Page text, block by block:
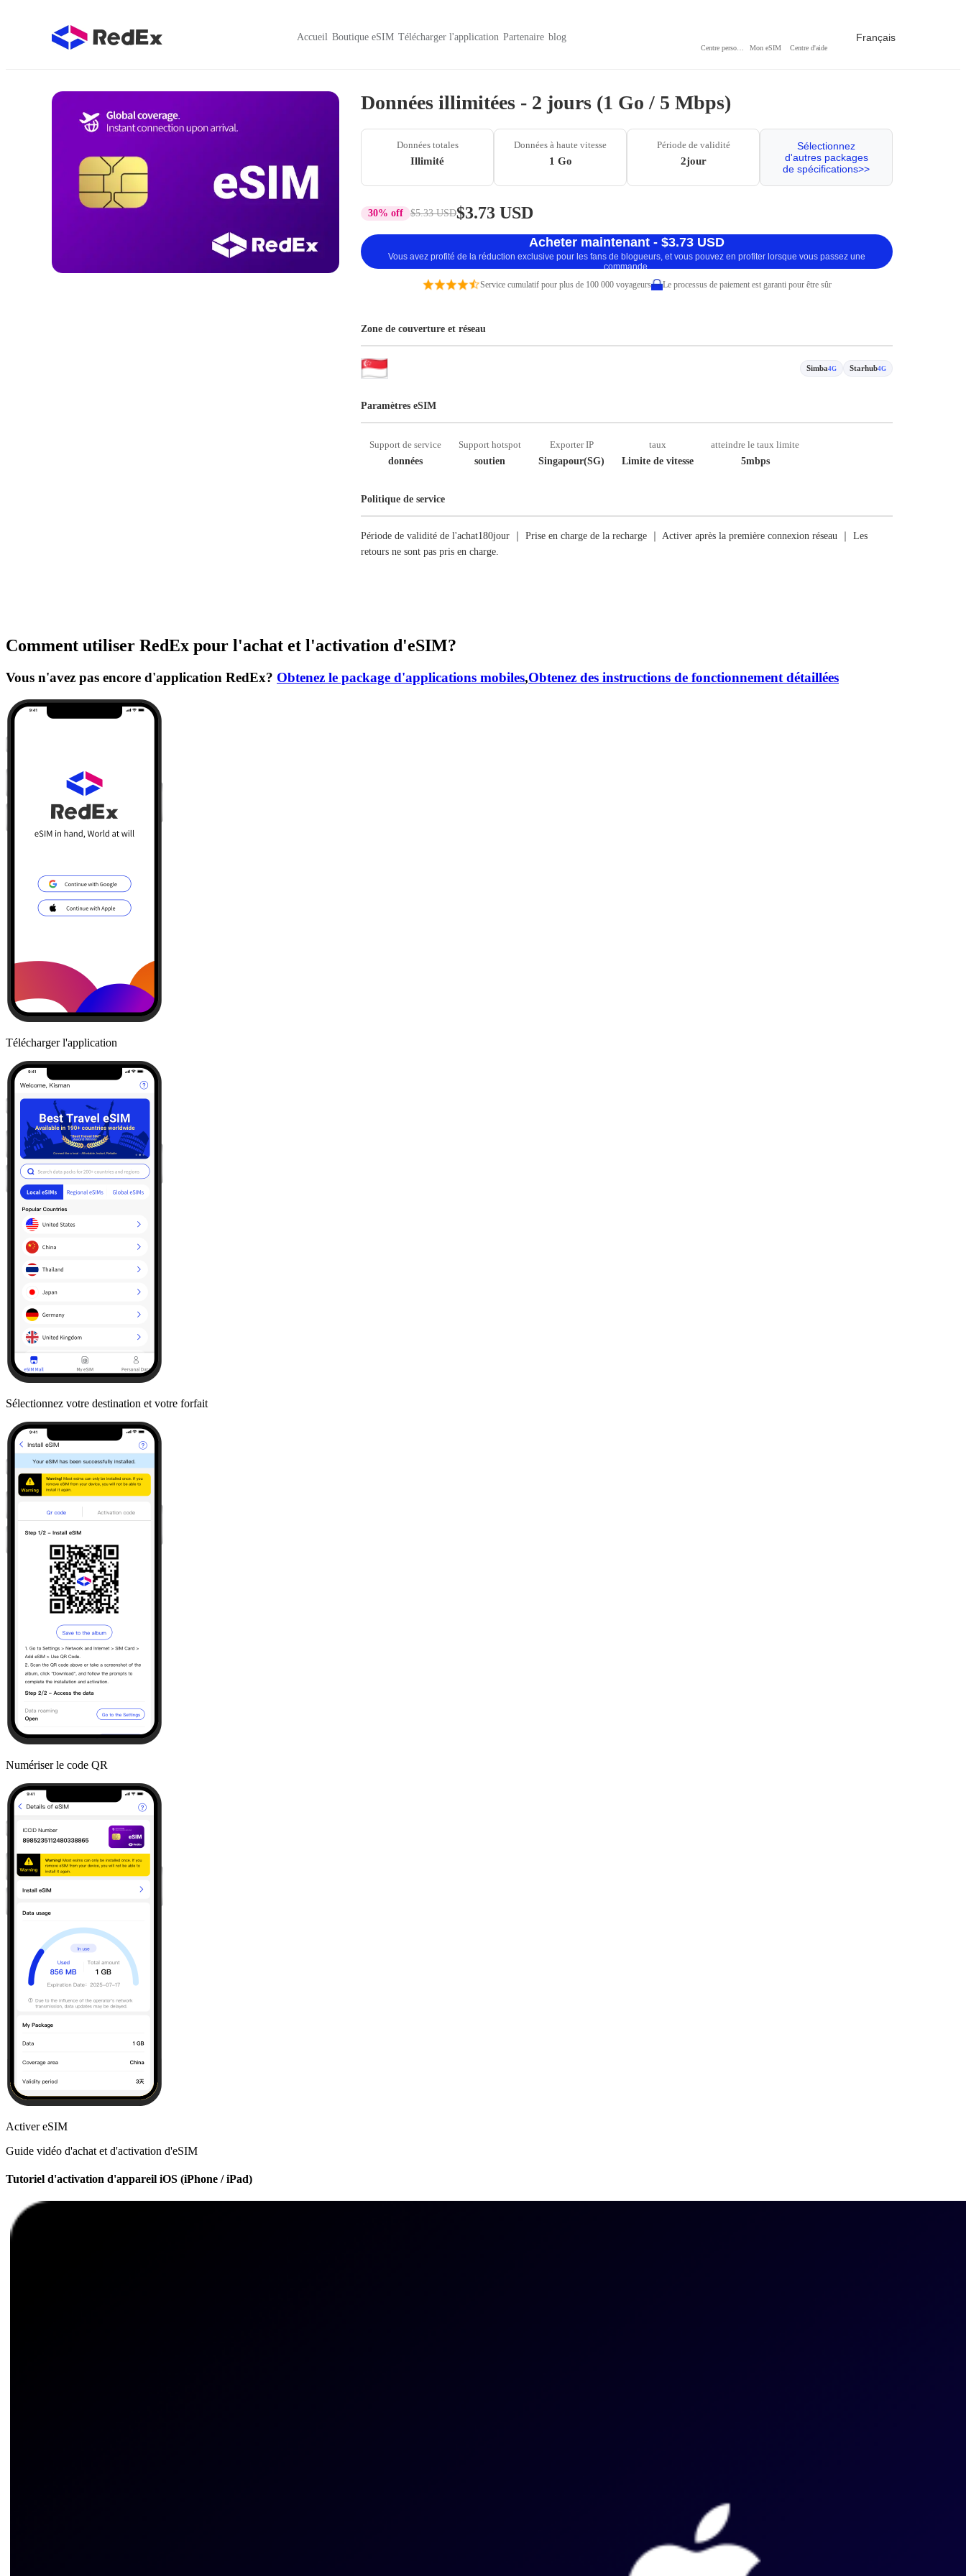
Accueil Boutique eSIM Télécharger l'application Partenaire blog
Mon eSIM Centre d'aide
Français
Données illimitées - 2 jours (1 Go / 5 Mbps)
Données totales
Illimité
Données à haute vitesse
1 Go
Période de validité
2jour
Sélectionnez
d'autres packages
de spécifications>>
30% off $5.33 USD$3.73 USD
Acheter maintenant - $3.73 USD
Vous avez profité de la réduction exclusive pour les fans de blogueurs, et vous pouvez en profiter lorsque vous passez une
commande.
Service cumulatif pour plus de 100 000 voyageurs
Le processus de paiement est garanti pour être sûr
Zone de couverture et réseau
Simba4G Starhub4G
Paramètres eSIM
Support de service
données
Support hotspot
soutien
Exporter IP
Singapour(SG)
taux
Limite de vitesse
atteindre le taux limite
5mbps
Politique de service
Période de validité de l'achat180jour ｜ Prise en charge de la recharge ｜ Activer après la première connexion réseau ｜ Les
retours ne sont pas pris en charge.
Comment utiliser RedEx pour l'achat et l'activation d'eSIM?
Vous n'avez pas encore d'application RedEx? Obtenez le package d'applications mobiles,Obtenez des instructions de fonctionnement détaillées
Télécharger l'application
Sélectionnez votre destination et votre forfait
Numériser le code QR
Activer eSIM
Guide vidéo d'achat et d'activation d'eSIM
Tutoriel d'activation d'appareil iOS (iPhone / iPad)